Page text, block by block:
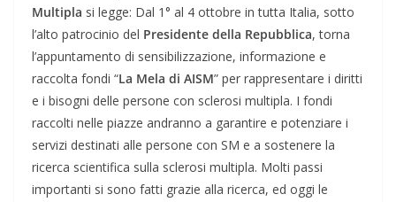
Multipla si legge: Dal 1° al 4 ottobre in tutta Italia, sotto
l’alto patrocinio del Presidente della Repubblica, torna
l’appuntamento di sensibilizzazione, informazione e
raccolta fondi “La Mela di AISM” per rappresentare i diritti
e i bisogni delle persone con sclerosi multipla. I fondi
raccolti nelle piazze andranno a garantire e potenziare i
servizi destinati alle persone con SM e a sostenere la
ricerca scientifica sulla sclerosi multipla. Molti passi
importanti si sono fatti grazie alla ricerca, ed oggi le